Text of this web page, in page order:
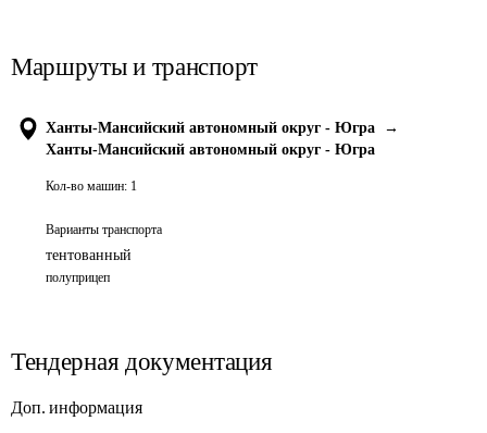
Маршруты и транспорт
Ханты-Мансийский автономный округ - Югра
→
Ханты-Мансийский автономный округ - Югра
Кол-во машин: 1
Варианты транспорта
тентованный
полуприцеп
Тендерная документация
Доп. информация